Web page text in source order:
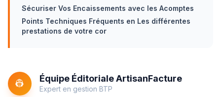
Sécuriser Vos Encaissements avec les Acomptes
Points Techniques Fréquents en Les différentes
prestations de votre cor
👷 Équipe Éditoriale ArtisanFacture
Expert en gestion BTP